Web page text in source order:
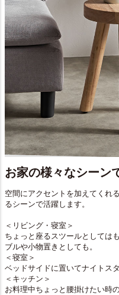
お家の様々なシーン
空間にアクセントを加えてくれ
るシーンで活躍します。
＜リビング・寝室＞
ちょっと座るスツールとしては
ブルや小物置きとしても。
＜寝室＞
ベッドサイドに置いてナイトス
＜キッチン＞
お料理中ちょっと腰掛けたい時